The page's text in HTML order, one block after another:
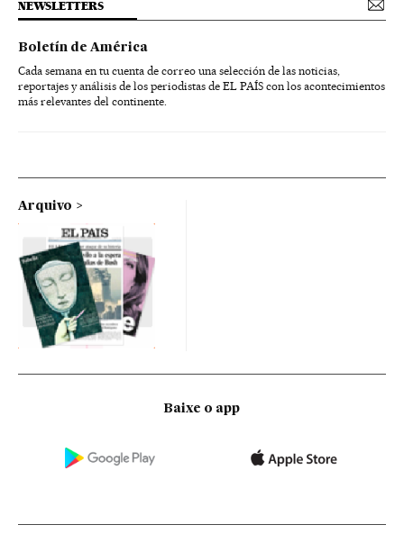
NEWSLETTERS
Boletín de América
Cada semana en tu cuenta de correo una selección de las noticias,
reportajes y análisis de los periodistas de EL PAÍS con los acontecimientos
más relevantes del continente.
Arquivo
Baixe o app